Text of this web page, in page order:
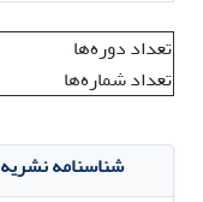
تعداد دوره‌ها
تعداد شماره‌ها
شناسنامه نشریه